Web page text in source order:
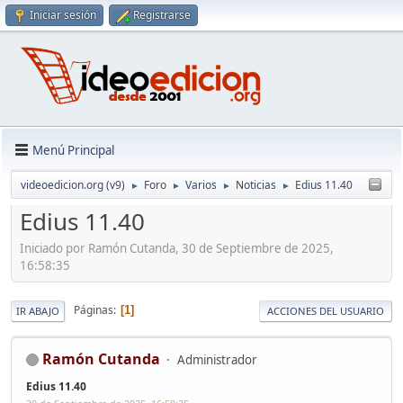
Iniciar sesión Registrarse
Menú Principal
videoedicion.org (v9) ► Foro ► Varios ► Noticias ► Edius 11.40
Edius 11.40
Iniciado por Ramón Cutanda, 30 de Septiembre de 2025,
16:58:35
IR ABAJO Páginas 1 ACCIONES DEL USUARIO
Ramón Cutanda Administrador
Edius 11.40